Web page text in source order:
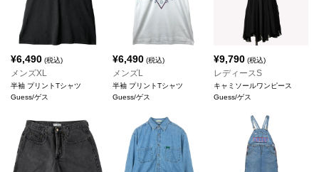
¥6,490 (税込)
メンズXL
半袖 プリントTシャツ
Guess/ゲス
¥6,490(税込)
メンズL
半袖 プリントTシャツ
Guess/ゲス
¥9,790 (税込)
レディースS
キャミソールワンピース
Guess/ゲス